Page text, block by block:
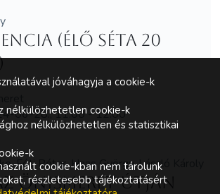
(élő séta 20
06-28., 11:00 - 12:00
Fóti Péter, Haas György, László Károly
önismeret útján
jóváhagyja a cookie-k
nélkülözhetetlen cookie-k
nélkülözhetetlen és statisztikai
k
cookie-kban nem tárolunk
részletesebb tájékoztatásért